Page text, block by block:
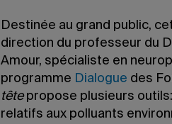
Destinée au grand public,
direction du professeur du
Amour, spécialiste en
programme Dialogue des
têtepropose plusieurs
relatifs aux polluants